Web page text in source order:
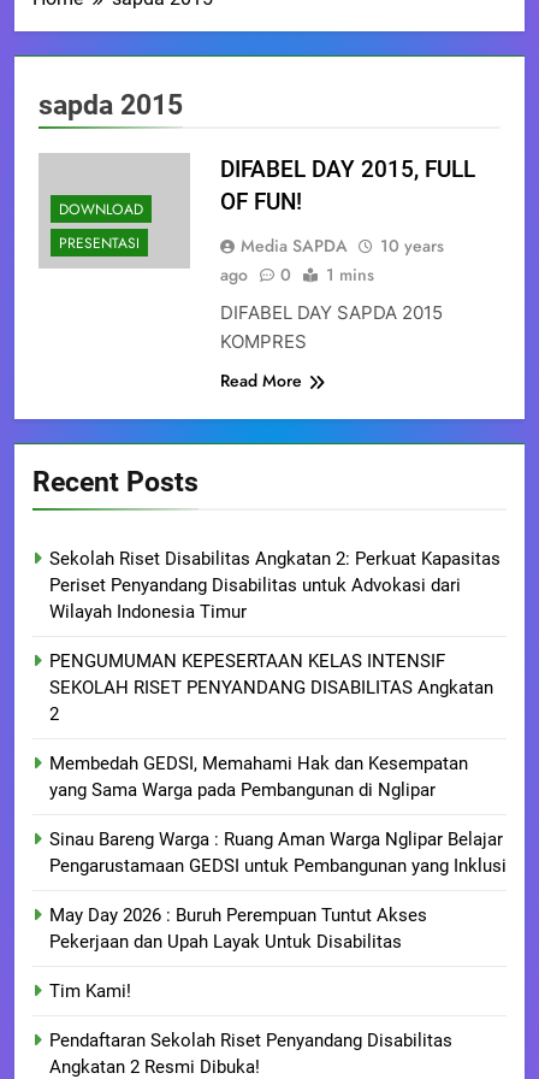
sapda 2015
DOWNLOAD
PRESENTASI
DIFABEL DAY 2015, FULL
OF FUN!
Media SAPDA
10 years
ago
0 1 mins
DIFABEL DAY SAPDA 2015
KOMPRES
Read More
Recent Posts
Sekolah Riset Disabilitas Angkatan 2: Perkuat Kapasitas
Periset Penyandang Disabilitas untuk Advokasi dari
Wilayah Indonesia Timur
PENGUMUMAN KEPESERTAAN KELAS INTENSIF
SEKOLAH RISET PENYANDANG DISABILITAS Angkatan
2
Membedah GEDSI, Memahami Hak dan Kesempatan
yang Sama Warga pada Pembangunan di Nglipar
Sinau Bareng Warga : Ruang Aman Warga Nglipar Belajar
Pengarustamaan GEDSI untuk Pembangunan yang Inklusi
May Day 2026 : Buruh Perempuan Tuntut Akses
Pekerjaan dan Upah Layak Untuk Disabilitas
Tim Kami!
Pendaftaran Sekolah Riset Penyandang Disabilitas
Angkatan 2 Resmi Dibuka!